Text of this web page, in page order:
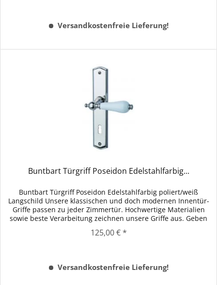
Versandkostenfreie Lieferung!
Buntbart Türgriff Poseidon Edelstahlfarbig...
Buntbart Türgriff Poseidon Edelstahlfarbig poliert/weiß
Langschild Unsere klassischen und doch modernen Innentür-
Griffe passen zu jeder Zimmertür. Hochwertige Materialien
sowie beste Verarbeitung zeichnen unsere Griffe aus. Geben
125,00 € *
Versandkostenfreie Lieferung!